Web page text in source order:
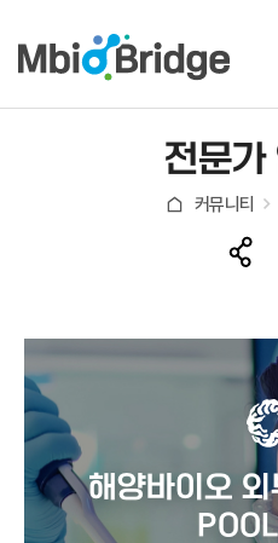
전문가
커뮤니티
해양바이오